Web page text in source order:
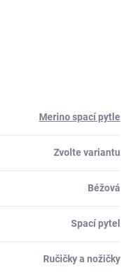
Merino spací pytle
Zvolte variantu
Béžová
Spací pytel
Ručičky a nožičky